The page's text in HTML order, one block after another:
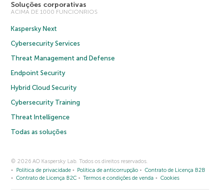
Soluções corporativas
ACIMA DE 1000 FUNCIONRIOS
Kaspersky Next
Cybersecurity Services
Threat Management and Defense
Endpoint Security
Hybrid Cloud Security
Cybersecurity Training
Threat Intelligence
Todas as soluções
© 2026 AO Kaspersky Lab. Todos os direitos reservados.
Política de privacidade
Política de anticorrupção
Contrato de Licença B2B
Contrato de Licença B2C
Termos e condições de venda Cookies